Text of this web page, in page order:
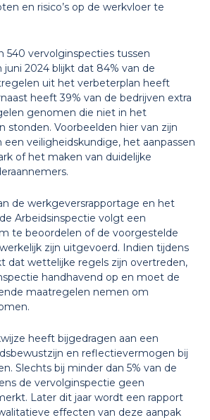
en risico’s op de werkvloer te
540 vervolginspecties tussen
juni 2024 blijkt dat 84% van de
uit het verbeterplan heeft
heeft 39% van de bedrijven extra
genomen die niet in het
stonden. Voorbeelden hier van zijn
veiligheidskundige, het aanpassen
of het maken van duidelijke
de werkgeversrapportage en het
Arbeidsinspectie volgt een
te beoordelen of de voorgestelde
zijn uitgevoerd. Indien tijdens
dat wettelijke regels zijn overtreden,
handhavend op en moet de
maatregelen nemen om
heeft bijgedragen aan een
en reflectievermogen bij
Slechts bij minder dan 5% van de
de vervolginspectie geen
Later dit jaar wordt een rapport
effecten van deze aanpak